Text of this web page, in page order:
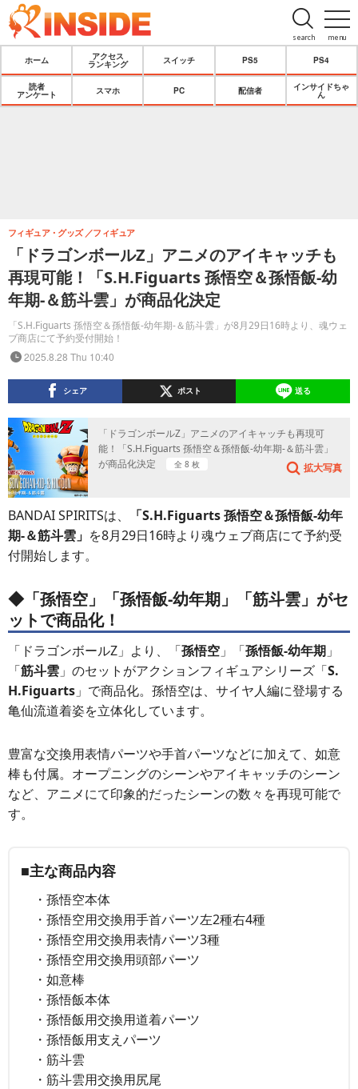
menu
search
ホーム
アクセス
ランキング
スイッチ PS5 PS4
読者
アンケート
スマホ PC 配信者
インサイドちゃ
ん
「ドラゴンボールZ」アニメのアイキャッチも
再現可能！「S.H.Figuarts 孫悟空＆孫悟飯-幼
年期-＆筋斗雲」が商品化決定
「S.H.Figuarts 孫悟空＆孫悟飯-幼年期-＆筋斗雲」が8月29日16時より、魂ウェ
ブ商店にて予約受付開始！
フィギュア・グッズ フィギュア
2025.8.28 Thu 10:40
シェア ポスト 送る
「ドラゴンボールZ」アニメのアイキャッチも再現可
能！「S.H.Figuarts 孫悟空＆孫悟飯-幼年期-＆筋斗雲」
が商品化決定
全 8 枚 拡大写真
BANDAI SPIRITSは、
「S.H.Figuarts 孫悟空＆孫悟飯-幼年
期-＆筋斗雲」 を8月29日16時より魂ウェブ商店にて予約受
付開始します。
◆「孫悟空 」「孫悟飯-幼年期 」「筋斗雲 」がセ
ットで商品化！
「ドラゴンボールZ」より、「孫悟空 」「孫悟飯-幼年期 」
「筋斗雲 」のセットがアクションフィギュアシリーズ「S.
H.Figuarts 」で商品化。孫悟空は、サイヤ人編に登場する
亀仙流道着姿を立体化しています。
豊富な交換用表情パーツや手首パーツなどに加えて、如意
棒も付属。オープニングのシーンやアイキャッチのシーン
など、アニメにて印象的だったシーンの数々を再現可能で
す。
■主な商品内容
・孫悟空本体
・孫悟空用交換用手首パーツ左2種右4種
・孫悟空用交換用表情パーツ3種
・孫悟空用交換用頭部パーツ
・如意棒
・孫悟飯本体
・孫悟飯用交換用道着パーツ
・孫悟飯用支えパーツ
・筋斗雲
・筋斗雲用交換用尻尾